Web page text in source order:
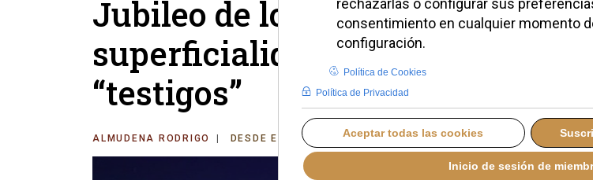
Jubileo de los influencers: “no
superficialidad” y ser auténticos
“testigos”
ALMUDENA RODRIGO DESDE EL VATICANO LUNES, 28 JULIO 2025 15:20